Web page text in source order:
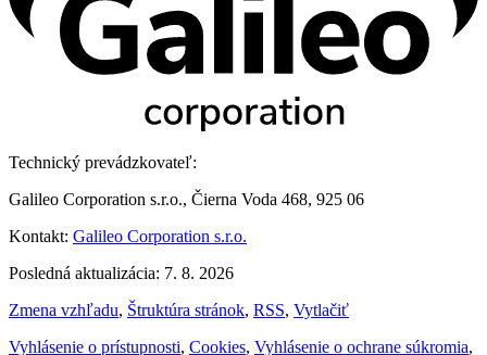
Technický prevádzkovateľ:
Galileo Corporation s.r.o., Čierna Voda 468, 925 06
Kontakt: Galileo Corporation s.r.o.
Posledná aktualizácia: 7. 8. 2026
Zmena vzhľadu, Štruktúra stránok, RSS, Vytlačiť
Vyhlásenie o prístupnosti, Cookies, Vyhlásenie o ochrane súkromia,